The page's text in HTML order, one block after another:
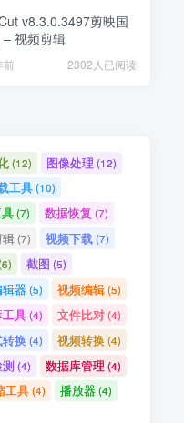
v8.3.0.3497剪映国
– 视频剪辑
前 2302人已阅读
(12) 图像处理 (12)
工具(10)
(7) 数据恢复 (7)
(7) 视频下载(7)
截图 (5)
器(5) 视频编辑(5)
具(4) 文件比对(4)
换 (4) 视频转换 (4)
(4) 数据库管理 (4)
工具(4) 播放器(4)